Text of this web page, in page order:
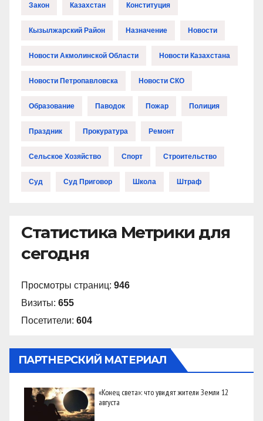
Закон Казахстан Конституция
Кызылжарский Район Назначение Новости
Новости Акмолинской Области Новости Казахстана
Новости Петропавловска Новости СКО
Образование Паводок Пожар Полиция
Праздник Прокуратура Ремонт
Сельское Хозяйство Спорт Строительство
Суд Суд Приговор Школа Штраф
Статистика Метрики для
сегодня
Просмотры страниц: 946
Визиты: 655
Посетители: 604
ПАРТНЕРСКИЙ МАТЕРИАЛ
«Конец света»: что увидят жители Земли 12
августа